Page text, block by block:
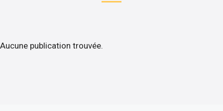
Aucune publication trouvée.